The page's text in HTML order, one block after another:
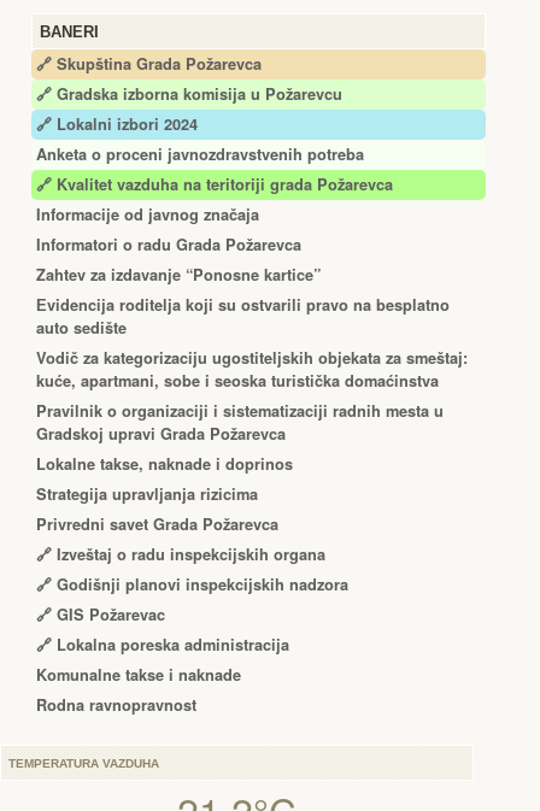
BANERI
🔗 Skupština Grada Požarevca
🔗 Gradska izborna komisija u Požarevcu
🔗 Lokalni izbori 2024
Anketa o proceni javnozdravstvenih potreba
🔗 Kvalitet vazduha na teritoriji grada Požarevca
Informacije od javnog značaja
Informatori o radu Grada Požarevca
Zahtev za izdavanje “Ponosne kartice”
Еvidencija roditelja koji su ostvarili pravo na besplatno
auto sedište
Vodič za kategorizaciju ugostiteljskih objekata za smeštaj:
kuće, apartmani, sobe i seoska turistička domaćinstva
Pravilnik o organizaciji i sistematizaciji radnih mesta u
Gradskoj upravi Grada Požarevca
Lokalne takse, naknade i doprinos
Strategija upravljanja rizicima
Privredni savet Grada Požarevca
🔗 Izveštaj o radu inspekcijskih organa
🔗 Godišnji planovi inspekcijskih nadzora
🔗 GIS Požarevac
🔗 Lokalna poreska administracija
Komunalne takse i naknade
Rodna ravnopravnost
TEMPERATURA VAZDUHA